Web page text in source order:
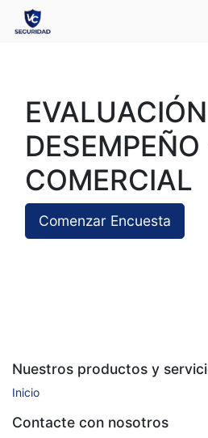
COMERCIAL
Comenzar Encuesta
Nuestros productos y
Inicio
Contacte con nosotros